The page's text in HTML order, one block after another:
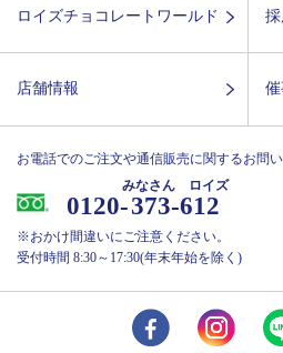
ロイズチョコレートワールド
店舗情報
お電話でのご注文や通信販売に関するお問
0120-373-612
みなさん ロイズ
※おかけ間違いにご注意ください。
受付時間 8:30～17:30(年末年始を除く)